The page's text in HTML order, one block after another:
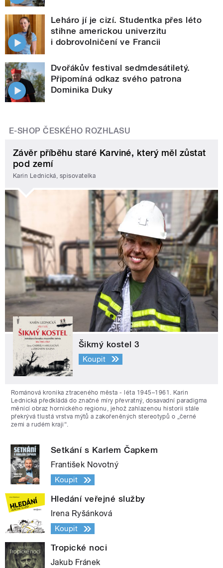
Leháro jí je cizí. Studentka přes léto
stihne americkou univerzitu
i dobrovolničení ve Francii
Dvořákův festival sedmdesátiletý.
Připomíná odkaz svého patrona
Dominika Duky
E-SHOP ČESKÉHO ROZHLASU
Závěr příběhu staré Karviné, který měl zůstat
pod zemí
Karin Lednická, spisovatelka
Šikmý kostel 3
Koupit
Románová kronika ztraceného města - léta 1945–1961. Karin
Lednická předkládá do značné míry převratný, dosavadní paradigma
měnící obraz hornického regionu, jehož zahlazenou historii stále
překrývá tlustá vrstva mýtů a zakořeněných stereotypů o „černé
zemi a rudém kraji“.
Setkání s Karlem Čapkem
František Novotný
Koupit
Hledání veřejné služby
Irena Ryšánková
Koupit
Tropické noci
Jakub Fránek